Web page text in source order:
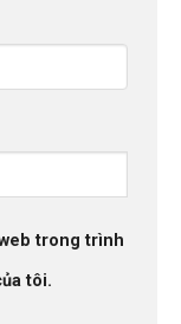
trong trình
tôi.